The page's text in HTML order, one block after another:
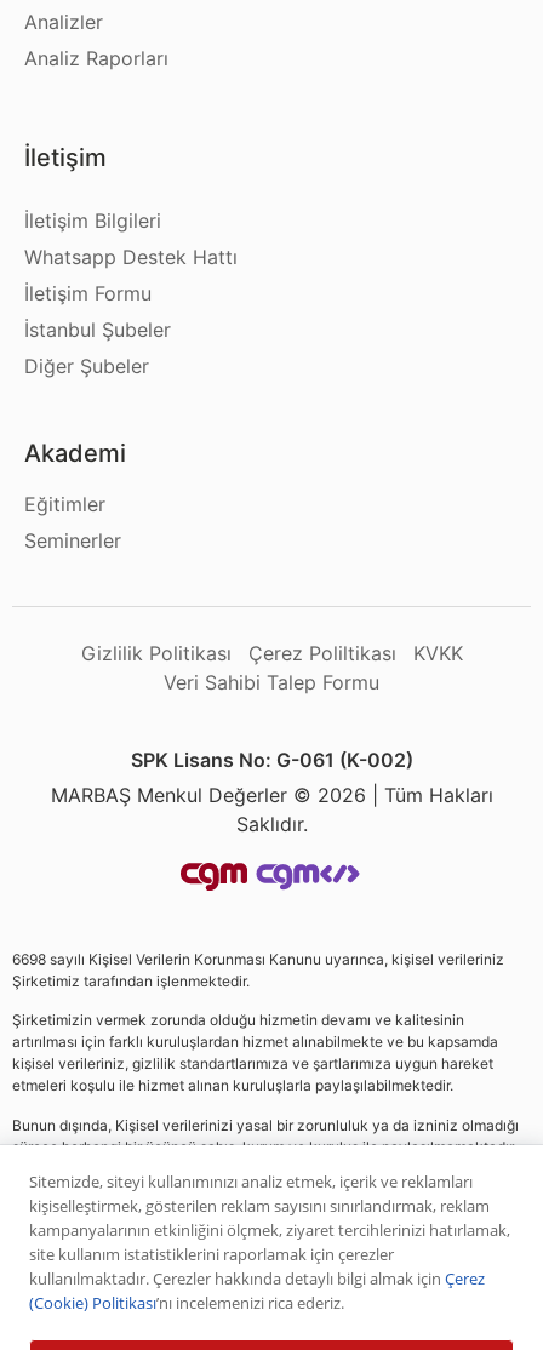
Analizler
Analiz Raporları
İletişim
İletişim Bilgileri
Whatsapp Destek Hattı
İletişim Formu
İstanbul Şubeler
Diğer Şubeler
Akademi
Eğitimler
Seminerler
Gizlilik Politikası Çerez Poliltikası
KVKK
Veri Sahibi Talep Formu
SPK Lisans No: G-061 (K-002)
MARBAŞ Menkul Değerler © 2026 | Tüm Hakları
Saklıdır.
6698 sayılı Kişisel Verilerin Korunması Kanunu uyarınca, kişisel verileriniz
Şirketimiz tarafından işlenmektedir.
Şirketimizin vermek zorunda olduğu hizmetin devamı ve kalitesinin
artırılması için farklı kuruluşlardan hizmet alınabilmekte ve bu kapsamda
kişisel verileriniz, gizlilik standartlarımıza ve şartlarımıza uygun hareket
etmeleri koşulu ile hizmet alınan kuruluşlarla paylaşılabilmektedir.
Bunun dışında, Kişisel verilerinizi yasal bir zorunluluk ya da izniniz olmadığı
sürece herhangi bir üçüncü şahıs, kurum ve kuruluş ile paylaşılmamaktadır.
Web sitemizde yer alan analiz, yorum ve tavsiyeler yatırım danışmanlığı
kapsamında değildir. Bu tavsiyeler genel nitelikte olup, özel olarak sizin mali
durumunuz ile risk ve getiri tercihlerinize uygun olarak hazırlanmamıştır. Bu
nedenle, sadece burada yer alan bilgilere dayanılarak yatırım kararı verilmesi
beklentilerinize uygun sonuçlar doğurmayabilir. Yapılan tüm yorumlar
Sitemizde, siteyi kullanımınızı analiz etmek, içerik ve reklamları
kişiselleştirmek, gösterilen reklam sayısını sınırlandırmak, reklam
kampanyalarının etkinliğini ölçmek, ziyaret tercihlerinizi hatırlamak,
site kullanım istatistiklerini raporlamak için çerezler
kullanılmaktadır. Çerezler hakkında detaylı bilgi almak için Çerez
(Cookie) Politikası’nı incelemenizi rica ederiz.